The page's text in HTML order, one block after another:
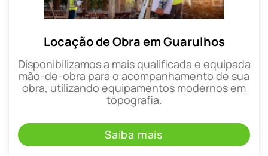
Locação de Obra em Guarulhos
Disponibilizamos a mais qualificada e equipada
mão-de-obra para o acompanhamento de sua
obra, utilizando equipamentos modernos em
topografia.
Saiba mais